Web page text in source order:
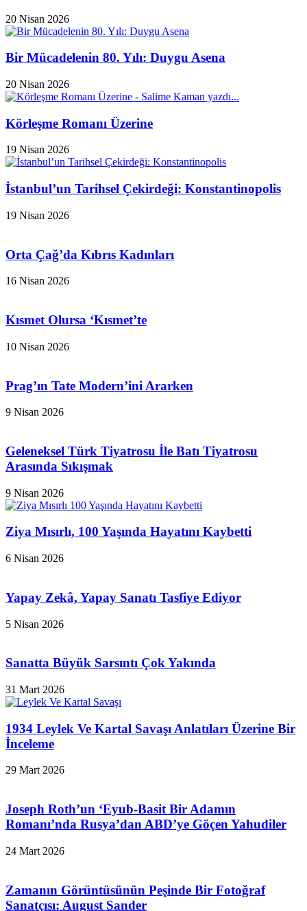
20 Nisan 2026
Bir Mücadelenin 80. Yılı: Duygu Asena
20 Nisan 2026
Körleşme Romanı Üzerine
19 Nisan 2026
İstanbul’un Tarihsel Çekirdeği: Konstantinopolis
19 Nisan 2026
Orta Çağ’da Kıbrıs Kadınları
16 Nisan 2026
Kısmet Olursa ‘Kısmet’te
10 Nisan 2026
Prag’ın Tate Modern’ini Ararken
9 Nisan 2026
Geleneksel Türk Tiyatrosu İle Batı Tiyatrosu
Arasında Sıkışmak
9 Nisan 2026
Ziya Mısırlı, 100 Yaşında Hayatını Kaybetti
6 Nisan 2026
Yapay Zekâ, Yapay Sanatı Tasfiye Ediyor
5 Nisan 2026
Sanatta Büyük Sarsıntı Çok Yakında
31 Mart 2026
1934 Leylek Ve Kartal Savaşı Anlatıları Üzerine Bir
İnceleme
29 Mart 2026
Joseph Roth’un ‘Eyub-Basit Bir Adamın
Romanı’nda Rusya’dan ABD’ye Göçen Yahudiler
24 Mart 2026
Zamanın Görüntüsünün Peşinde Bir Fotoğraf
Sanatçısı: August Sander